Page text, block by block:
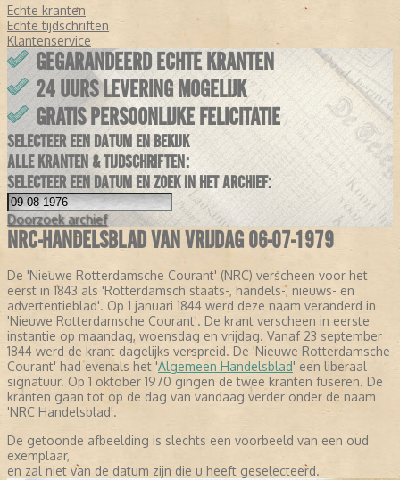
Echte kranten
Echte tijdschriften
Klantenservice
GEGARANDEERD ECHTE KRANTEN
24 UURS LEVERING MOGELIJK
GRATIS PERSOONLIJKE FELICITATIE
SELECTEER EEN DATUM EN BEKIJK
ALLE KRANTEN & TIJDSCHRIFTEN:
SELECTEER EEN DATUM EN ZOEK IN HET ARCHIEF:
Doorzoek archief
NRC-HANDELSBLAD VAN VRIJDAG 06-07-1979
De 'Nieuwe Rotterdamsche Courant' (NRC) verscheen voor het
eerst in 1843 als 'Rotterdamsch staats-, handels-, nieuws- en
advertentieblad'. Op 1 januari 1844 werd deze naam veranderd in
'Nieuwe Rotterdamsche Courant'. De krant verscheen in eerste
instantie op maandag, woensdag en vrijdag. Vanaf 23 september
1844 werd de krant dagelijks verspreid. De 'Nieuwe Rotterdamsche
Courant' had evenals het 'Algemeen Handelsblad' een liberaal
signatuur. Op 1 oktober 1970 gingen de twee kranten fuseren. De
kranten gaan tot op de dag van vandaag verder onder de naam
'NRC Handelsblad'.
De getoonde afbeelding is slechts een voorbeeld van een oud
exemplaar,
en zal niet van de datum zijn die u heeft geselecteerd.